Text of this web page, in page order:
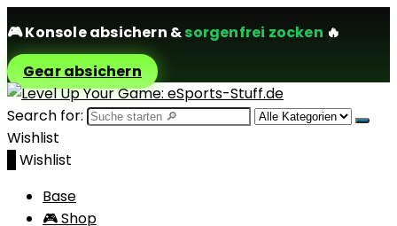
🎮Konsole absichern &sorgenfrei zocken 🔥
Gear absichern
Search for:
Wishlist
Wishlist
Base
🎮 Shop